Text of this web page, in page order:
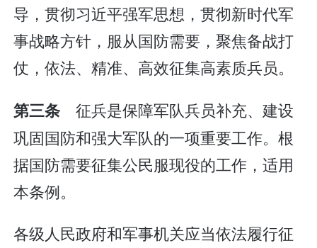
导，贯彻习近平强军思想，贯彻新时代军
事战略方针，服从国防需要，聚焦备战打
仗，依法、精准、高效征集高素质兵员。
第三条 征兵是保障军队兵员补充、建设
巩固国防和强大军队的一项重要工作。根
据国防需要征集公民服现役的工作，适用
本条例。
各级人民政府和军事机关应当依法履行征